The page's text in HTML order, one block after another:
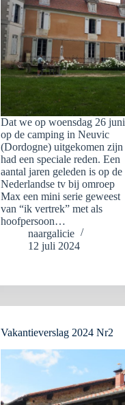
Dat we op woensdag 26 juni
op de camping in Neuvic
(Dordogne) uitgekomen zijn
had een speciale reden. Een
aantal jaren geleden is op de
Nederlandse tv bij omroep
Max een mini serie geweest
van “ik vertrek” met als
hoofpersoon…
naargalicie
12 juli 2024
Vakantieverslag 2024 Nr2